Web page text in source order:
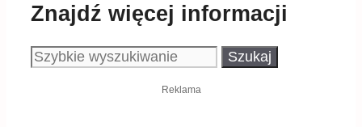
Znajdź więcej informacji
Szukaj:
Reklama